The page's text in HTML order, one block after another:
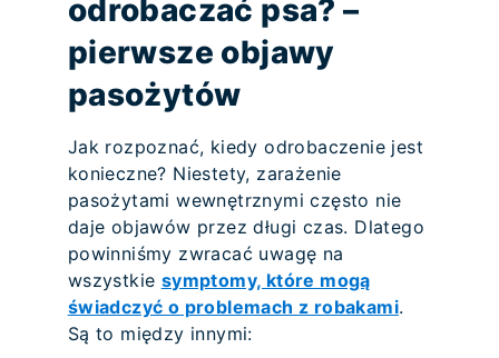
odrobaczać psa? –
pierwsze objawy
pasożytów
Jak rozpoznać, kiedy odrobaczenie jest
konieczne? Niestety, zarażenie
pasożytami wewnętrznymi często nie
daje objawów przez długi czas. Dlatego
powinniśmy zwracać uwagę na
wszystkie symptomy, które mogą
świadczyć o problemach z robakami.
Są to między innymi: